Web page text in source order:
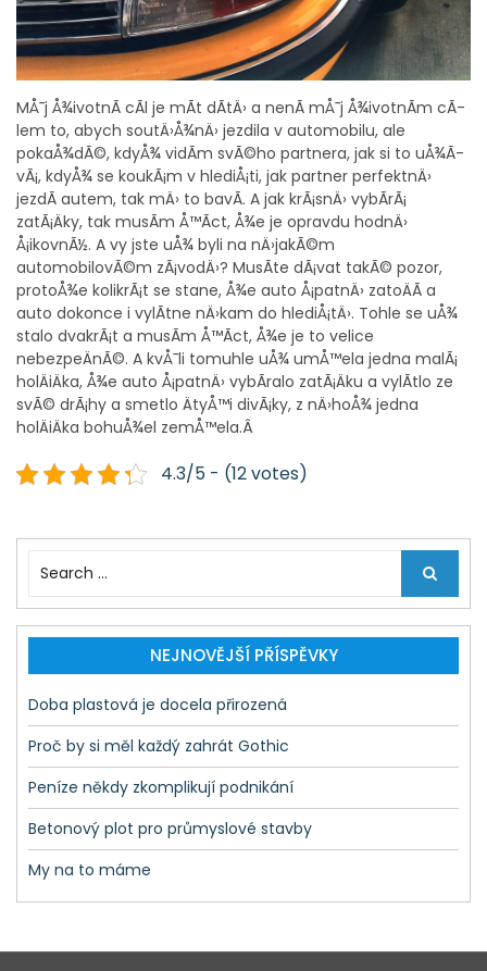
MÅ¯j Å¾ivotnÃ­ cÃ­l je mÃ­t dÃ­tÄ› a nenÃ­ mÅ¯j Å¾ivotnÃ­m cÃ­
lem to, abych soutÄ›Å¾nÄ› jezdila v automobilu, ale
pokaÅ¾dÃ©, kdyÅ¾ vidÃ­m svÃ©ho partnera, jak si to uÅ¾Ã­
vÃ¡, kdyÅ¾ se koukÃ¡m v hlediÅ¡ti, jak partner perfektnÄ›
jezdÃ­ autem, tak mÄ› to bavÃ­. A jak krÃ¡snÄ› vybÃ­rÃ¡
zatÃ¡Äky, tak musÃ­m Å™Ã­ct, Å¾e je opravdu hodnÄ›
Å¡ikovnÃ½. A vy jste uÅ¾ byli na nÄ›jakÃ©m
automobilovÃ©m zÃ¡vodÄ›? MusÃ­te dÃ¡vat takÃ© pozor,
protoÅ¾e kolikrÃ¡t se stane, Å¾e auto Å¡patnÄ› zatoÄÃ­ a
auto dokonce i vylÃ­tne nÄ›kam do hlediÅ¡tÄ›. Tohle se uÅ¾
stalo dvakrÃ¡t a musÃ­m Å™Ã­ct, Å¾e je to velice
nebezpeÄnÃ©. A kvÅ¯li tomuhle uÅ¾ umÅ™ela jedna malÃ¡
holÄiÄka, Å¾e auto Å¡patnÄ› vybÃ­ralo zatÃ¡Äku a vylÃ­tlo ze
svÃ© drÃ¡hy a smetlo ÄtyÅ™i divÃ¡ky, z nÄ›hoÅ¾ jedna
holÄiÄka bohuÅ¾el zemÅ™ela.Â
4.3/5 - (12 votes)
a
r
h
f
r
:
NEJNOVĚJŠÍ PŘÍSPĚVKY
Doba plastová je docela přirozená
Proč by si měl každý zahrát Gothic
Peníze někdy zkomplikují podnikání
Betonový plot pro průmyslové stavby
My na to máme